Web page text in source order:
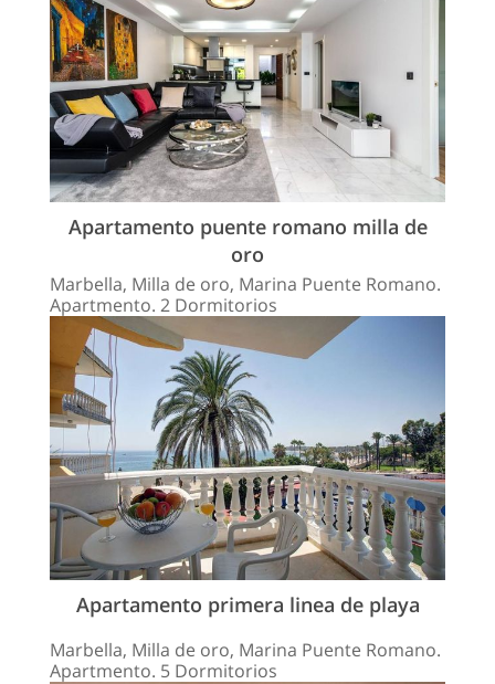
Apartamento puente romano milla de
oro
Marbella, Milla de oro, Marina Puente Romano.
Apartmento. 2 Dormitorios
Apartamento primera linea de playa
Marbella, Milla de oro, Marina Puente Romano.
Apartmento. 5 Dormitorios